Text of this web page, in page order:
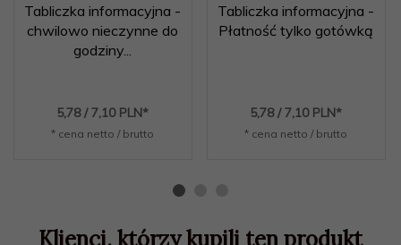
Tabliczka informacyjna -
chwilowo nieczynne do
godziny...
5,78 / 7,10 PLN*
* cena netto / brutto
Tabliczka informacyjna -
Płatność tylko gotówką
5,78 / 7,10 PLN*
* cena netto / brutto
Klienci, którzy kupili ten produkt